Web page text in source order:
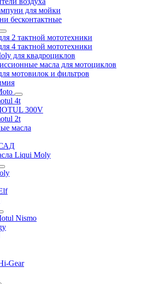
для мойки
бесконтактные
2 тактной мототехники
4 тактной мототехники
для квадроциклов
масла для мотоциклов
мотовилок и фильтров
4t
300V
2t
масла
Liqui Moly
Nismo
Gear